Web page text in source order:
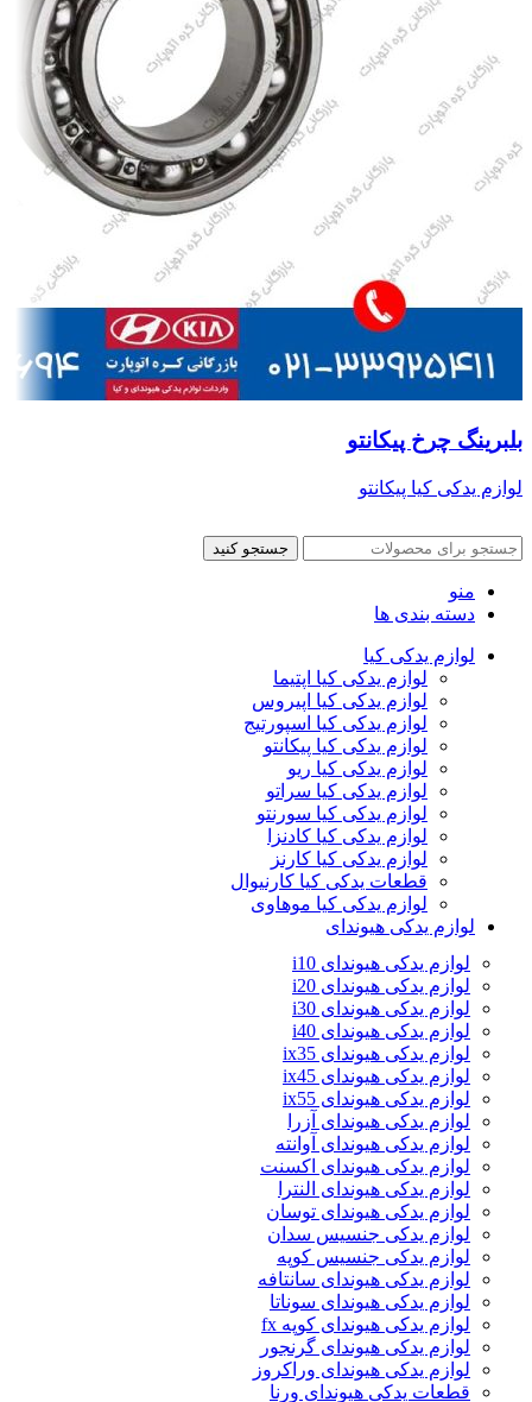
بلبرینگ چرخ پیکانتو
لوازم یدکی کیا پیکانتو
جستجو کنید
منو
دسته بندی ها
لوازم یدکی کیا
لوازم یدکی کیا اپتیما
لوازم یدکی کیا اپیروس
لوازم یدکی کیا اسپورتیج
لوازم یدکی کیا پیکانتو
لوازم یدکی کیا ریو
لوازم یدکی کیا سراتو
لوازم یدکی کیا سورنتو
لوازم یدکی کیا کادنزا
لوازم یدکی کیا کارنز
قطعات یدکی کیا کارنیوال
لوازم یدکی کیا موهاوی
لوازم یدکی هیوندای
لوازم یدکی هیوندای i10
لوازم یدکی هیوندای i20
لوازم یدکی هیوندای i30
لوازم یدکی هیوندای i40
لوازم یدکی هیوندای ix35
لوازم یدکی هیوندای ix45
لوازم یدکی هیوندای ix55
لوازم یدکی هیوندای آزرا
لوازم یدکی هیوندای آوانته
لوازم یدکی هیوندای اکسنت
لوازم یدکی هیوندای النترا
لوازم یدکی هیوندای توسان
لوازم یدکی جنسیس سدان
لوازم یدکی جنسیس کوپه
لوازم یدکی هیوندای سانتافه
لوازم یدکی هیوندای سوناتا
لوازم یدکی هیوندای کوپه fx
لوازم یدکی هیوندای گرنجور
لوازم یدکی هیوندای وراکروز
قطعات یدکی هیوندای ورنا